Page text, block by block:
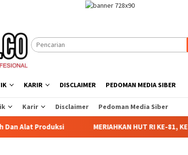
KARIR DISCLAIMER PEDOMAN MEDIA SIBER
Karir Disclaimer Pedoman Media Siber
MERIAHKAN HUT RI KE-81, KEBUN AEK